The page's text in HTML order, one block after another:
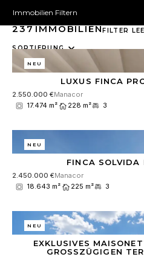
Immobilien Filtern
237IMMOBILIENFILTER
SORTIERUNG
available
NEU
LUXUS FINCA
2.550.000 €Manacor
17.474 m²
228 m² 3
NEU
FINCA SOLVIDA
2.450.000 €Manacor
18.643 m²
225 m² 3
NEU
EXKLUSIVES
GROSSZÜGIGEN